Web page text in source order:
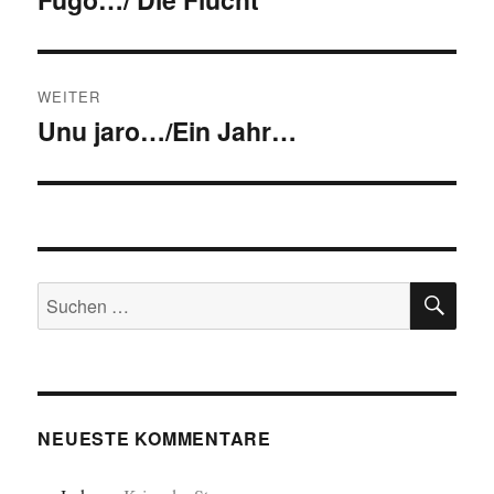
WEITER
Nächster
Unu jaro…/Ein Jahr…
Suchen
nach:
NEUESTE KOMMENTARE